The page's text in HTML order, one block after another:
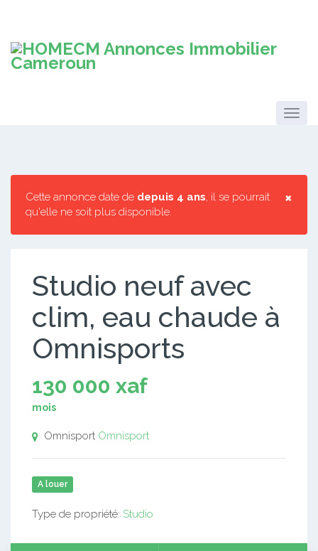
×
Cette annonce date de depuis 4 ans, il se pourrait
qu'elle ne soit plus disponible.
Studio neuf avec
clim, eau chaude à
Omnisports
130 000 xaf
mois
Omnisport Omnisport
A louer
Type de propriété: Studio